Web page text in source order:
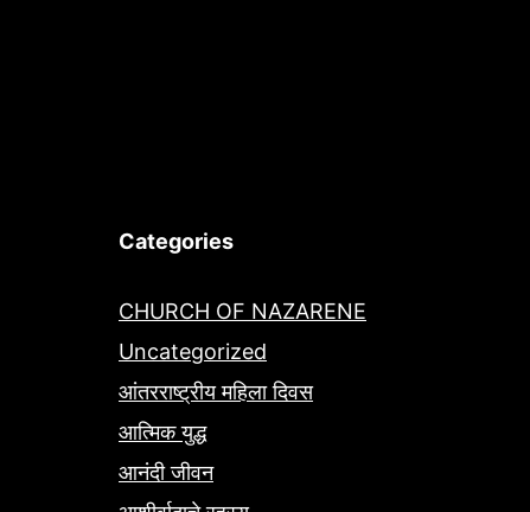
Categories
CHURCH OF NAZARENE
Uncategorized
आंतरराष्ट्रीय महिला दिवस
आत्मिक युद्ध
आनंदी जीवन